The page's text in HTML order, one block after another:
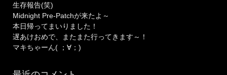
生存報告(笑)
Midnight Pre-Patchが来たよ～
本日帰ってまいりました！
遅あけおめで、またまた行ってきます～！
マキちゃーん( ；∀；)